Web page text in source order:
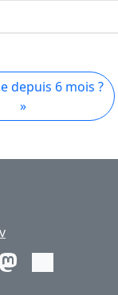
depuis 6 mois ?
»